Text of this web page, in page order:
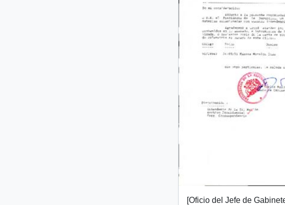
[Oficio del Jefe de